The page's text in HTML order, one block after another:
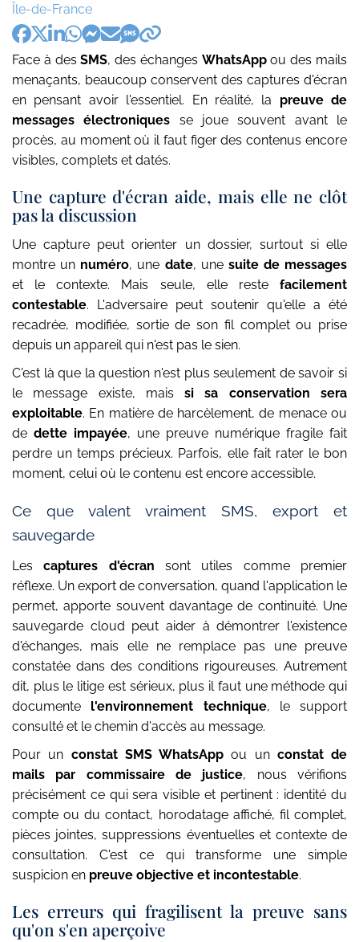
:
Île-de-France
Face à desSMS, des échanges WhatsAppou des mails
menaçants, beaucoup conservent des captures d'écran
en pensant avoir l'essentiel. En réalité, la preuve de
messages électroniques se joue souvent avant le
procès, au moment où il faut figer des contenus encore
visibles, complets et datés.
Une capture d'écran aide, mais elle ne clôt
pas la discussion
Une capture peut orienter un dossier, surtout si elle
montre un numéro, une date, une suite de messages
et le contexte. Mais seule, elle reste facilement
contestable. L'adversaire peut soutenir qu'elle a été
recadrée, modifiée, sortie de son fil complet ou prise
depuis un appareil qui n'est pas le sien.
C'est là que la question n'est plus seulement de savoir si
le message existe, maissi sa conservation sera
exploitable. En matière de harcèlement, de menace ou
de dette impayée, une preuve numérique fragile fait
perdre un temps précieux. Parfois, elle fait rater le bon
moment, celui où le contenu est encore accessible.
Ce que valent vraiment SMS, export et
sauvegarde
Lescaptures d'écran sont utiles comme premier
réflexe. Un export de conversation, quand l'application le
permet, apporte souvent davantage de continuité. Une
sauvegarde cloud peut aider à démontrer l'existence
d'échanges, mais elle ne remplace pas une preuve
constatée dans des conditions rigoureuses. Autrement
dit, plus le litige est sérieux, plus il faut une méthode qui
documente l'environnement technique, le support
consulté et le chemin d'accès au message.
Pour un constat SMS WhatsApp ou un constat de
mails par commissaire de justice, nous vérifions
précisément ce qui sera visible et pertinent : identité du
compte ou du contact, horodatage affiché, fil complet,
pièces jointes, suppressions éventuelles et contexte de
consultation. C'est ce qui transforme une simple
suspicion en preuve objective et incontestable.
Les erreurs qui fragilisent la preuve sans
qu'on s'en aperçoive